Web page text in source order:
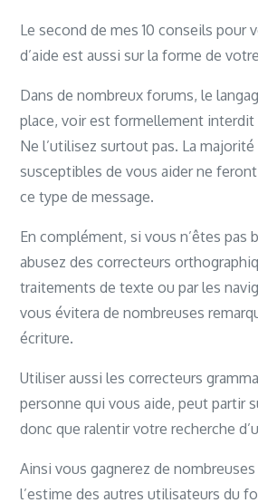
Le second de mes 10 conseils pour
d’aide est aussi sur la forme de
Dans de nombreux forums, le
place, voir est formellement interdit
Ne l’utilisez surtout pas. La
susceptibles de vous aider ne
ce type de message.
En complément, si vous n’êtes pas
abusez des correcteurs
traitements de texte ou par les
vous évitera de nombreuses
écriture.
Utiliser aussi les correcteurs
personne qui vous aide, peut partir
donc que ralentir votre recherche
Ainsi vous gagnerez de
l’estime des autres utilisateurs du